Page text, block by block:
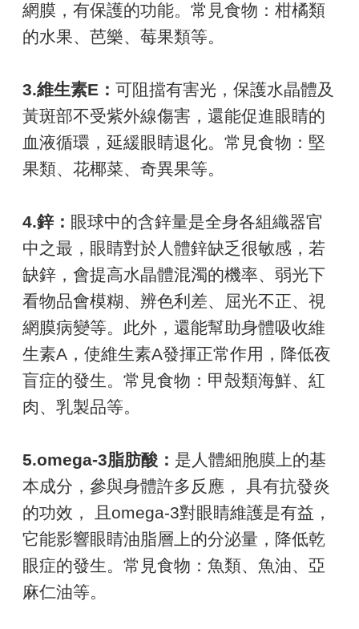
網膜，有保護的功能。常見食物：柑橘類
的水果、芭樂、莓果類等。
3.維生素E： 可阻擋有害光，保護水晶體及
黃斑部不受紫外線傷害，還能促進眼睛的
血液循環，延緩眼睛退化。常見食物：堅
果類、花椰菜、奇異果等。
4.鋅： 眼球中的含鋅量是全身各組織器官
中之最，眼睛對於人體鋅缺乏很敏感，若
缺鋅，會提高水晶體混濁的機率、弱光下
看物品會模糊、辨色利差、屈光不正、視
網膜病變等。此外，還能幫助身體吸收維
生素A，使維生素A發揮正常作用，降低夜
盲症的發生。常見食物：甲殼類海鮮、紅
肉、乳製品等。
5.omega-3脂肪酸： 是人體細胞膜上的基
本成分，參與身體許多反應， 具有抗發炎
的功效， 且omega-3對眼睛維護是有益，
它能影響眼睛油脂層上的分泌量，降低乾
眼症的發生。常見食物：魚類、魚油、亞
麻仁油等。